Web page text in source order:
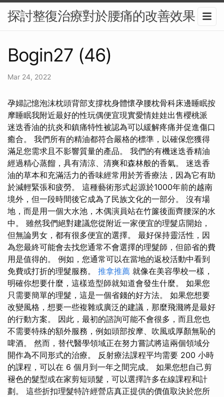
探討整復治療對於腰痛的改善效果
Bogin27 (46)
Mar 24, 2022
孕婦記憶泡沫枕頭背部支撐枕身體懷孕腰枕骨科床邊睡眠按
摩睡眠我附近最好的性玩偶便宜現實愛情娃娃出售櫻桃派
迷迭香油的抗炎和鎮痛特性被認為可以緩解疼痛并促進傷口
癒合。 我們所有的精油都符合嚴格的標準，以確保您獲得
滿足您需求且不影響質量的產品。 我們的有機迷迭香精油
經過精心蒸餾，具有清涼、清爽和森林般的香氣。 迷迭香
油的草本和充滿活力的香味經常用於芳香療法，因為它有助
於減輕緊張和疲勞。 這種藝術形式起源於1000年前的越南
境外，但一段時間後它成為了民族文化的一部分。 沒有場
地，而是用一個大水池，木偶演員站在竹簾後面齊腰深的水
中。 雖然我們絕對建議您從附近一家便宜的理髮店開始，
但無論男女，都有很多便宜的選擇。 最好保持靈活性，因
為您最終可能會去找您通常不會選擇的理髮師，但節省的費
用是值得的。 例如，您通常可以在當地的返校活動中看到
免費或打折的理髮服務。 推拿推薦 就像在美容學校一樣，
明確你想要什麼，這樣造型師就知道會發生什麼。 如果您
只需要簡單的理髮，這是一個省錢的好方法。 如果您想要
改變風格，想要一些複雜或廣泛的建議，那麼飛濺將是最好
的行動方案。 因此，最初的諮詢可能不會很多，而且您也
不需要特殊的額外服務，例如頭部按摩、吹風或厚顏無恥的
啤酒。 然而，替代醫學領域正在努力嘗試將這兩個領域分
開作為不同形式的治療。 反射療法課程平均需要 200 小時
的課程，可以在 6 個月到一年之間完成。 如果您想自己剪
褪色的髮型或在家剪短頭髮，可以選擇許多在線課程和計
劃。 這些折扣理髮特許經營店真正提供的價值取決於您所